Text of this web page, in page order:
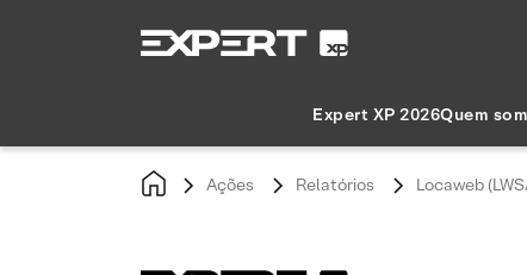
Expert XP 2026Quem
Ações Relatórios Locaweb